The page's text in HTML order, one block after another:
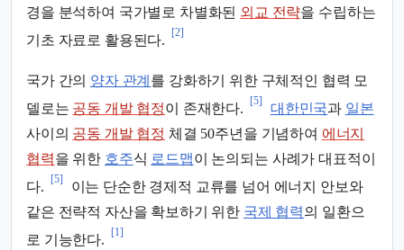
경을 분석하여 국가별로 차별화된 외교 전략을 수립하는
기초 자료로 활용된다.
[2]
국가 간의 양자 관계 를 강화하기 위한 구체적인 협력 모
델로는 공동 개발 협정이 존재한다.
[5]
대한민국과 일본
사이의 공동 개발 협정 체결 50주년을 기념하여 에너지
협력을 위한 호주식 로드맵이 논의되는 사례가 대표적이
다.
[5]
이는 단순한 경제적 교류를 넘어 에너지 안보와
같은 전략적 자산을 확보하기 위한 국제 협력의 일환으
로 기능한다.
[1]